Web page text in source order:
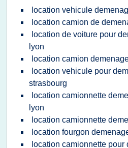
location vehicule
location camion de
location de voiture pour
lyon
location camion
location vehicule pour
strasbourg
location camionnette
lyon
location camionnette
location fourgon
location camionnette pour